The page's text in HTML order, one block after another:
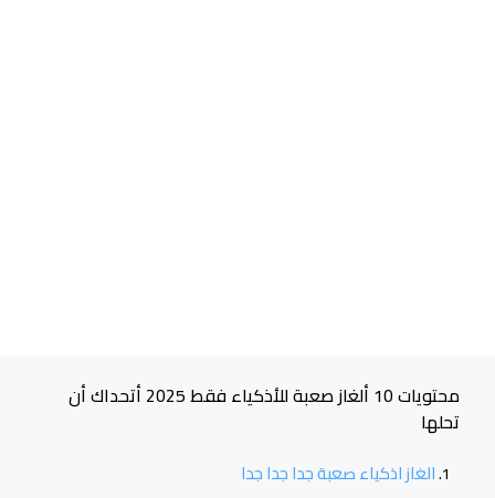
محتويات 10 ألغاز صعبة للأذكياء فقط 2025 أتحداك أن
تحلها
الغاز اذكياء صعبة جدا جدا جدا